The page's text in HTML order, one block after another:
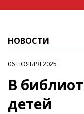
НОВОСТИ
06 НОЯБРЯ 2025
В
детей